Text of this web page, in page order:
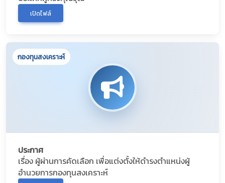
เปิดไฟล์
กองทุนสงเคราะห์
ประกาศ
เรื่อง ผู้ผ่านการคัดเลือก เพื่อแต่งตั้งให้ดำรงตำแหน่งผู้
อำนวยการกองทุนสงเคราะห์